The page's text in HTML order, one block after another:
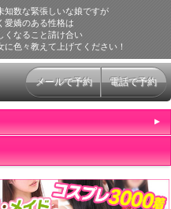
知数な緊張しいな娘ですが
愛嬌のある性格は
くなること請け合い
に色々教えて上げてください！
メールで予約 電話で予約